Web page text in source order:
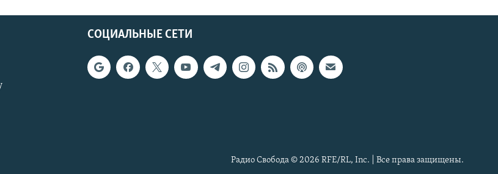
СОЦИАЛЬНЫЕ СЕТИ
Радио Свобода © 2026 RFE/RL, Inc. | Все права защищены.